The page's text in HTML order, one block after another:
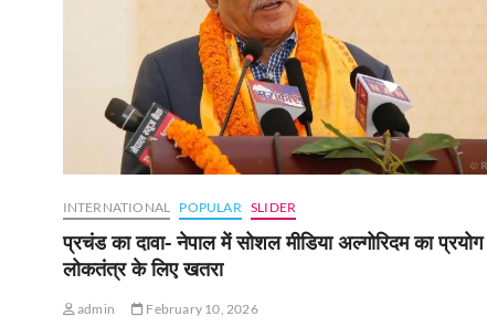
INTERNATIONAL POPULAR SLIDER
प्रचंड का दावा- नेपाल में सोशल मीडिया अल्गोरिदम का प्रयोग
लोकतंत्र के लिए खतरा
admin February 10, 2026